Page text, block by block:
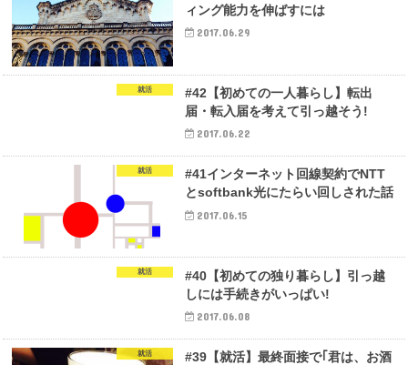
ィング能力を伸ばすには
2017.06.29
就活
#42【初めての一人暮らし】転出
届・転入届を考えて引っ越そう!
2017.06.22
就活
#41インターネット回線契約でNTT
とsoftbank光にたらい回しされた話
2017.06.15
就活
#40【初めての独り暮らし】引っ越
しには手続きがいっぱい!
2017.06.08
就活
#39【就活】最終面接で｢君は、お酒